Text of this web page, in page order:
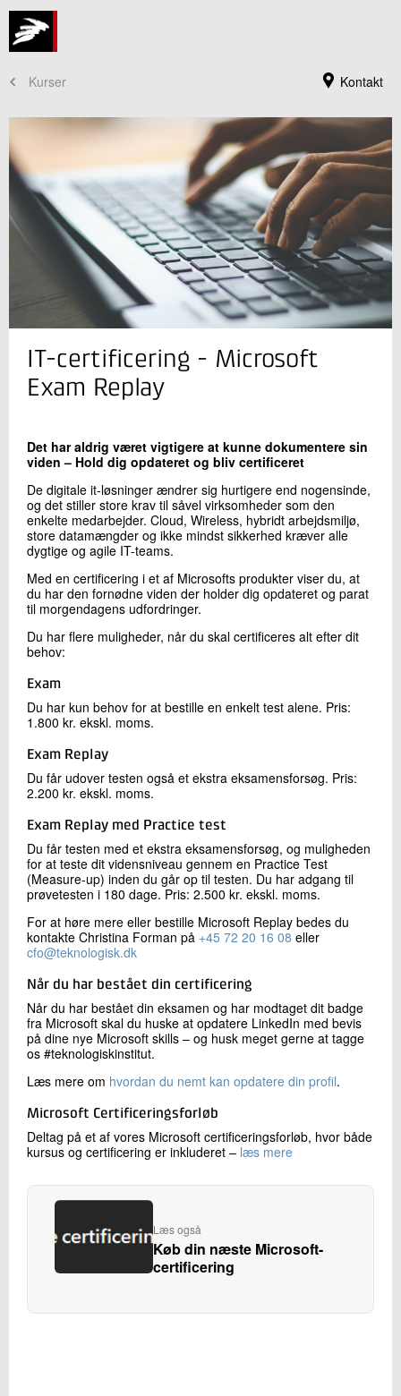
Kontakt
Kurser
Jeg er din kontaktperson
Christina Forman
Konsulent
Uddannelse
Skriv til mig
IT-certificering - Microsoft
Exam Replay
Det har aldrig været vigtigere at kunne dokumentere sin
viden – Hold dig opdateret og bliv certificeret
De digitale it-løsninger ændrer sig hurtigere end nogensinde,
og det stiller store krav til såvel virksomheder som den
enkelte medarbejder. Cloud, Wireless, hybridt arbejdsmiljø,
store datamængder og ikke mindst sikkerhed kræver alle
dygtige og agile IT-teams.
Med en certificering i et af Microsofts produkter viser du, at
du har den fornødne viden der holder dig opdateret og parat
til morgendagens udfordringer.
Du har flere muligheder, når du skal certificeres alt efter dit
behov:
Exam
Du har kun behov for at bestille en enkelt test alene. Pris:
1.800 kr. ekskl. moms.
Exam Replay
Du får udover testen også et ekstra eksamensforsøg. Pris:
2.200 kr. ekskl. moms.
Exam Replay med Practice test
Du får testen med et ekstra eksamensforsøg, og muligheden
for at teste dit vidensniveau gennem en Practice Test
(Measure-up) inden du går op til testen. Du har adgang til
prøvetesten i 180 dage. Pris: 2.500 kr. ekskl. moms.
For at høre mere eller bestille Microsoft Replay bedes du
kontakte Christina Forman på +45 72 20 16 08 eller
cfo@teknologisk.dk
Når du har bestået din certificering
Når du har bestået din eksamen og har modtaget dit badge
fra Microsoft skal du huske at opdatere LinkedIn med bevis
på dine nye Microsoft skills – og husk meget gerne at tagge
os #teknologiskinstitut.
Læs mere om hvordan du nemt kan opdatere din profil.
Microsoft Certificeringsforløb
Deltag på et af vores Microsoft certificeringsforløb, hvor både
kursus og certificering er inkluderet – læs mere
Læs også
Køb din næste Microsoft-
certificering